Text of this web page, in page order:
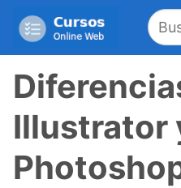
Illustrator